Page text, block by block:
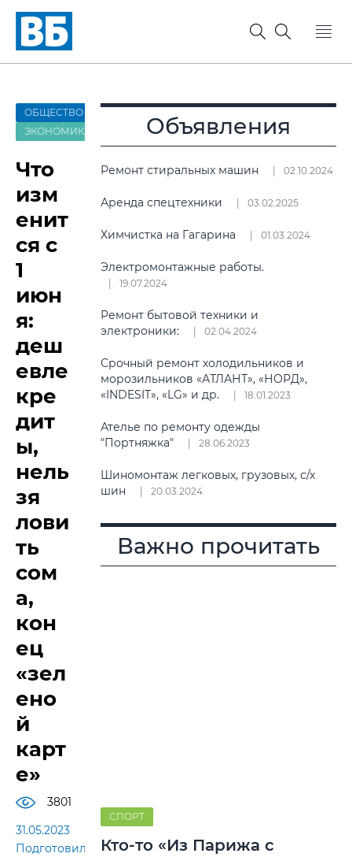
ОБЩЕСТВО
ЭКОНОМИКА
Что
изм
енит
ся с
1
июн
я:
деш
евле
кре
дит
ы,
нель
зя
лови
ть
сом
а,
кон
ец
«зел
ено
й
карт
е»
3801
31.05.2023
Подготовила
Объявления
Ремонт стиральных машин 02.10.2024
Аренда спецтехники 03.02.2025
Химчистка на Гагарина 01.03.2024
Электромонтажные работы.
19.07.2024
Ремонт бытовой техники и
электроники:
02.04.2024
Срочный ремонт холодильников и
морозильников «АТЛАНТ», «НОРД»,
«INDESIT», «LG» и др.
18.01.2023
Ателье по ремонту одежды
"Портняжка"
28.06.2023
Шиномонтаж легковых, грузовых, с/х
шин
20.03.2024
Важно прочитать
СПОРТ
Кто-то «Из Парижа с